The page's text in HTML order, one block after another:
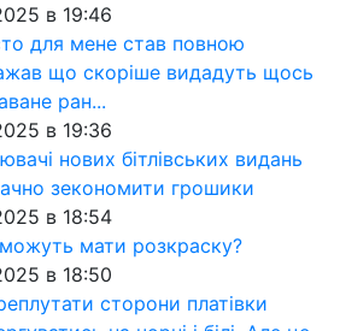
в 19:46
для мене став повною
що скоріше видадуть щось
ран...
в 19:36
нових бітлівських видань
зекономити грошики
в 18:54
можуть мати розкраску?
в 18:50
сторони платівки